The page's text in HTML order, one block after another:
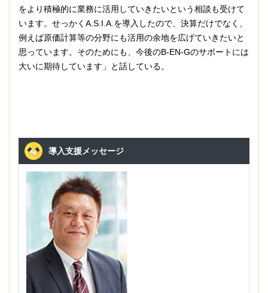
をより積極的に業務に活用していきたいという相談も受けて
います。せっかくA.S.I.A.を導入したので、決算だけでなく、
例えば原価計算等の分野にも活用の余地を広げていきたいと
思っています。そのためにも、今後のB-EN-Gのサポートには
大いに期待しています」と話している。
導入支援メッセージ